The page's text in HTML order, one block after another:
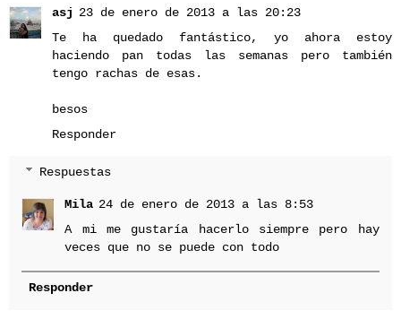
asj 23 de enero de 2013 a las 20:23
Te ha quedado fantástico, yo ahora estoy
haciendo pan todas las semanas pero también
tengo rachas de esas.
besos
Responder
Respuestas
Mila 24 de enero de 2013 a las 8:53
A mi me gustaría hacerlo siempre pero hay
veces que no se puede con todo
Responder